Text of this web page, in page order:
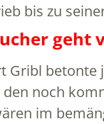
bis zu
geht
betonte
noch
im